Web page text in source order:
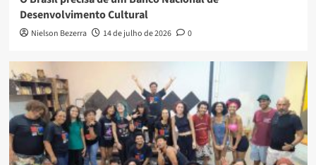
Desenvolvimento Cultural
Nielson Bezerra 14 de julho de 2026 0